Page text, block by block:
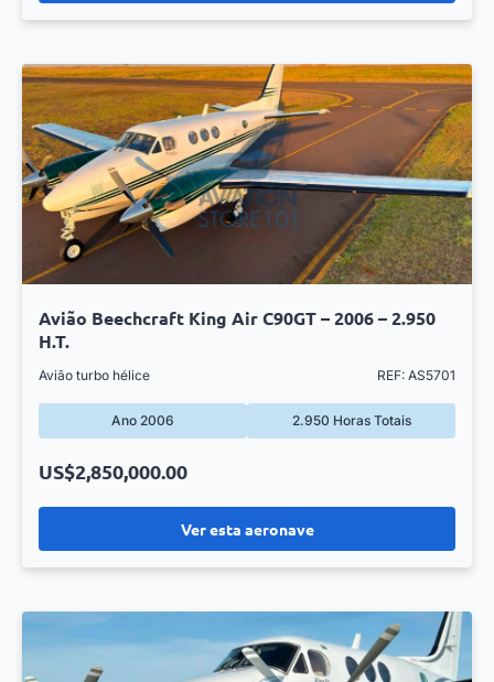
Avião Beechcraft King Air C90GT – 2006 – 2.950
H.T.
Avião turbo hélice REF: AS5701
Ano 2006 2.950 Horas Totais
Ver esta aeronave
US$2,850,000.00